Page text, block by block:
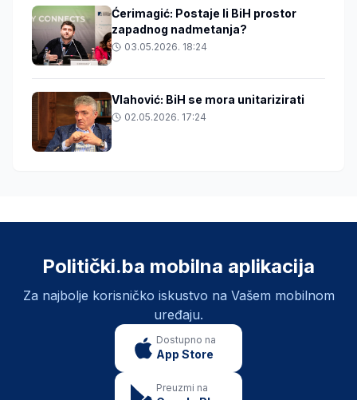
Ćerimagić: Postaje li BiH prostor
zapadnog nadmetanja?
03.05.2026. 18:24
Vlahović: BiH se mora unitarizirati
02.05.2026. 17:24
Politički.ba mobilna aplikacija
Za najbolje korisničko iskustvo na Vašem mobilnom
uređaju.
Dostupno na
App Store
Preuzmi na